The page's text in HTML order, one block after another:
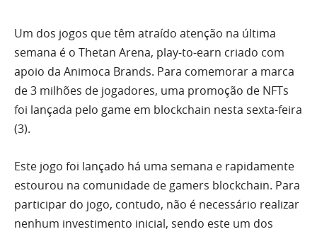
Um dos jogos que têm atraído atenção na última
semana é o Thetan Arena, play-to-earn criado com
apoio da Animoca Brands. Para comemorar a marca
de 3 milhões de jogadores, uma promoção de NFTs
foi lançada pelo game em blockchain nesta sexta-feira
(3).
Este jogo foi lançado há uma semana e rapidamente
estourou na comunidade de gamers blockchain. Para
participar do jogo, contudo, não é necessário realizar
nenhum investimento inicial, sendo este um dos